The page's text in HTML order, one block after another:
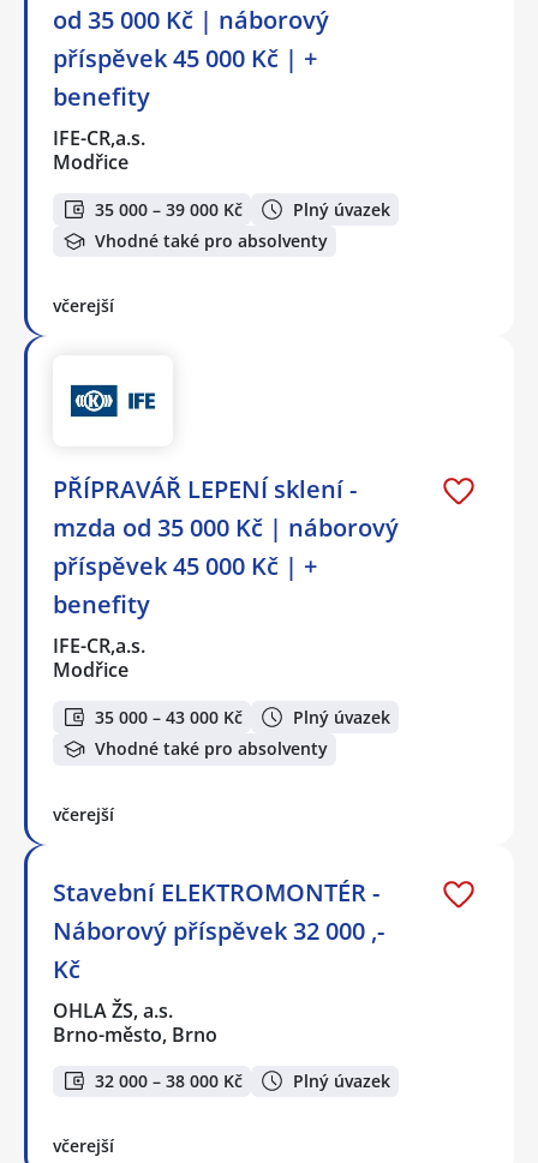
od 35 000 Kč | náborový
příspěvek 45 000 Kč | +
benefity
IFE-CR,a.s.
Modřice
35 000 – 39 000 Kč
Plný úvazek
Vhodné také pro absolventy
včerejší
PŘÍPRAVÁŘ LEPENÍ sklení -
mzda od 35 000 Kč | náborový
příspěvek 45 000 Kč | +
benefity
IFE-CR,a.s.
Modřice
35 000 – 43 000 Kč
Plný úvazek
Vhodné také pro absolventy
včerejší
Stavební ELEKTROMONTÉR -
Náborový příspěvek 32 000 ,-
Kč
OHLA ŽS, a.s.
Brno-město, Brno
32 000 – 38 000 Kč Plný úvazek
včerejší